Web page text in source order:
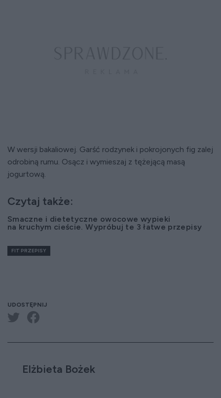
W wersji bakaliowej. Garść rodzynek i pokrojonych fig zalej
odrobiną rumu. Osącz i wymieszaj z tężejącą masą
jogurtową.
Czytaj także:
Smaczne i dietetyczne owocowe wypieki
na kruchym cieście. Wypróbuj te 3 łatwe przepisy
FIT PRZEPISY
UDOSTĘPNIJ
Elżbieta Bożek